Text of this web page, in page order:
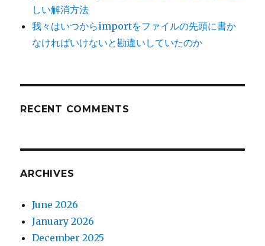
しい解消方法
我々はいつからimportをファイルの先頭に書か
なければいけないと勘違いしていたのか
RECENT COMMENTS
ARCHIVES
June 2026
January 2026
December 2025